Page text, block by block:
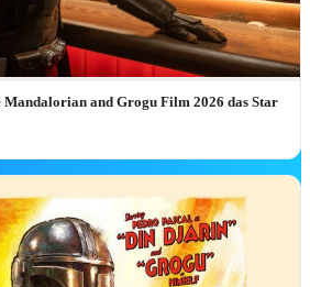
Zum Deal ➔
Disney Parks
🌎 Walt Disney World
🎡 Disneyland Resort
🚢 Disney Cruise Line
🗼 Tokyo Disney Resortsoon
Mandalorian and Grogu Film 2026 das Star